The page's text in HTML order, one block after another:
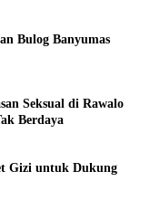
Bulog Banyumas
Seksual di Rawalo
Berdaya
Gizi untuk Dukung